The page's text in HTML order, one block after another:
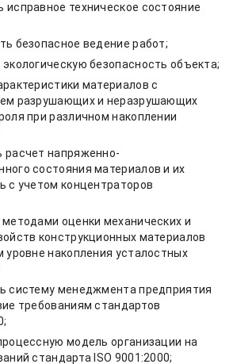
техническое состояние
безопасное ведение работ;
безопасность объекта;
материалов с
разрушающих и неразрушающих
при различном накоплении
расчет напряженно-
состояния материалов и их
с учетом концентраторов
оценки механических и
конструкционных материалов
уровне накопления усталостных
систему менеджмента предприятия
требованиям стандартов
модель организации на
стандарта ISO 9001:2000;